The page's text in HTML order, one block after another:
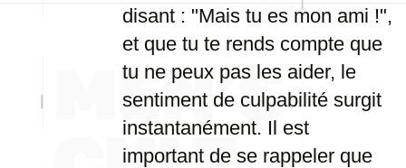
disant : "Mais tu es mon ami !",
et que tu te rends compte que
tu ne peux pas les aider, le
sentiment de culpabilité surgit
instantanément. Il est
important de se rappeler que